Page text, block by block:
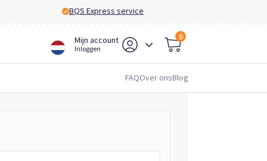
BQS Express service
Mijn account
Inloggen
0
FAQOver onsBlog